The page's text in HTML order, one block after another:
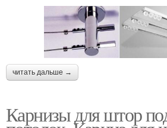
читать дальше →
Карнизы для штор